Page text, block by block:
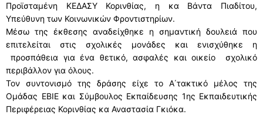
Προϊσταμένη ΚΕΔΑΣΥ Κορινθίας, η κα Βάντα Πιαδίτου,
Υπεύθυνη των Κοινωνικών Φροντιστηρίων.
Μέσω της έκθεσης αναδείχθηκε η σημαντική δουλειά που
επιτελείται στις σχολικές μονάδες και ενισχύθηκε η
προσπάθεια για ένα θετικό, ασφαλές και οικείο σχολικό
περιβάλλον για όλους.
Τον συντονισμό της δράσης είχε το Α΄τακτικό μέλος της
Ομάδας ΕΒΙΕ και Σύμβουλος Εκπαίδευσης 1ης Εκπαιδευτικής
Περιφέρειας Κορινθίας κα Αναστασία Γκιόκα.